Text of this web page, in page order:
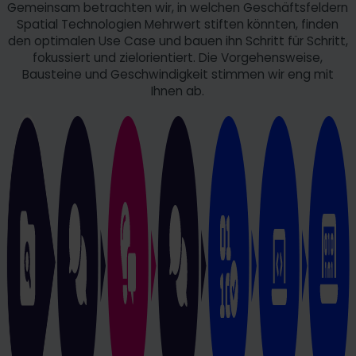
Produktivität. Die Chance, Prototypen in einem virtuellen
Raum zu erstellen und zu überprüfen, spart Zeit und
Ressourcen und bringt Innovationen schneller auf den
Markt.
Mit unserem umfangreichen Know-How bringen wir auch
Ihr Projekt auf die Straße.
Gemeinsam betrachten wir, in welchen Geschäftsfeldern
Spatial Technologien Mehrwert stiften könnten, finden
den optimalen Use Case und bauen ihn Schritt für Schritt,
fokussiert und zielorientiert. Die Vorgehensweise,
Bausteine und Geschwindigkeit stimmen wir eng mit
Ihnen ab.